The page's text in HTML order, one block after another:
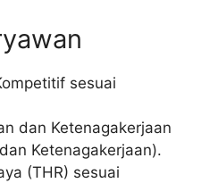
sesuai
dan Ketenagakerjaan
Ketenagakerjaan).
(THR) sesuai